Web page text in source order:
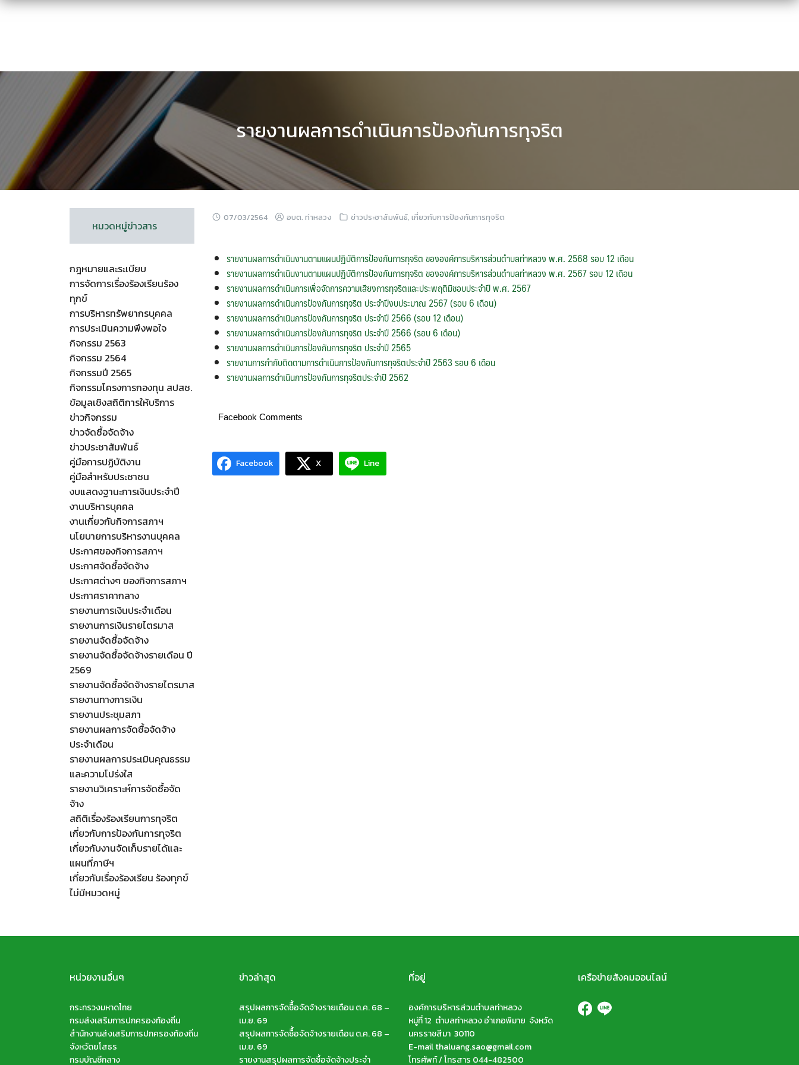
Skip
รายงานผลการดำเนินการป้องกันการทุจริต
07/03/2564 อบต. ท่าหลวง ข่าวประชาสัมพันธ์, เกี่ยวกับการป้องกันการทุจริต
รายงานผลการดำเนินงานตามแผนปฏิบัติการป้องกันการทุจริต ขององค์การบริหารส่วนตำบลท่าหลวง พ.ศ. 2568 รอบ 12 เดือน
รายงานผลการดำเนินงานตามแผนปฏิบัติการป้องกันการทุจริต ขององค์การบริหารส่วนตำบลท่าหลวง พ.ศ. 2567 รอบ 12 เดือน
รายงานผลการดำเนินการเพื่อจัดการความเสียงการทุจริตและประพฤติมิชอบประจำปี พ.ศ. 2567
รายงานผลการดำเนินการป้องกันการทุจริต ประจำปีงบประมาณ 2567 (รอบ 6 เดือน)
รายงานผลการดำเนินการป้องกันการทุจริต ประจำปี 2566 (รอบ 12 เดือน)
รายงานผลการดำเนินการป้องกันการทุจริต ประจำปี 2566 (รอบ 6 เดือน)
รายงานผลการดำเนินการป้องกันการทุจริต ประจำปี 2565
รายงานการกำกับติดตามการดำเนินการป้องกันการทุจริตประจำปี 2563 รอบ 6 เดือน
รายงานผลการดำเนินการป้องกันการทุจริตประจำปี 2562
Facebook Comments
Facebook X Line
หมวดหมู่ข่าวสาร
กฎหมายและระเบียบ
การจัดการเรื่องร้องเรียนร้อง
ทุกข์
การบริหารทรัพยากรบุคคล
การประเมินความพึงพอใจ
กิจกรรม 2563
กิจกรรม 2564
กิจกรรมปี 2565
กิจกรรมโครงการกองทุน สปสช.
ข้อมูลเชิงสถิติการให้บริการ
ข่าวกิจกรรม
ข่าวจัดซื้อจัดจ้าง
ข่าวประชาสัมพันธ์
คู่มือการปฏิบัติงาน
คู่มือสำหรับประชาชน
งบแสดงฐานะการเงินประจำปี
งานบริหารบุคคล
งานเกี่ยวกับกิจการสภาฯ
นโยบายการบริหารงานบุคคล
ประกาศของกิจการสภาฯ
ประกาศจัดซื้อจัดจ้าง
ประกาศต่างๆ ของกิจการสภาฯ
ประกาศราคากลาง
รายงานการเงินประจำเดือน
รายงานการเงินรายไตรมาส
รายงานจัดซื้อจัดจ้าง
รายงานจัดซื้อจัดจ้างรายเดือน ปี
2569
รายงานจัดซื้อจัดจ้างรายไตรมาส
รายงานทางการเงิน
รายงานประชุมสภา
รายงานผลการจัดซื้อจัดจ้าง
ประจำเดือน
รายงานผลการประเมินคุณธรรม
และความโปร่งใส
รายงานวิเคราะห์การจัดซื้อจัด
จ้าง
สถิติเรื่องร้องเรียนการทุจริต
เกี่ยวกับการป้องกันการทุจริต
เกี่ยวกับงานจัดเก็บรายได้และ
แผนที่ภาษีฯ
เกี่ยวกับเรื่องร้องเรียน ร้องทุกข์
ไม่มีหมวดหมู่
หน่วยงานอื่นๆ
กระทรวงมหาดไทย
กรมส่งเสริมการปกครองท้องถิ่น
สำนักงานส่งเสริมการปกครองท้องถิ่น
จังหวัดยโสธร
กรมบัญชีกลาง
ข่าวล่าสุด
สรุปผลการจัดซืื้อจัดจ้างรายเดือน ต.ค. 68 –
เม.ย. 69
สรุปผลการจัดซืื้อจัดจ้างรายเดือน ต.ค. 68 –
เม.ย. 69
รายงานสรุปผลการจัดซื้อจัดจ้างประจำ
ที่อยู่
องค์การบริหารส่วนตำบลท่าหลวง
หมู่ที่ 12 ตำบลท่าหลวง อำเภอพิมาย จังหวัด
นครราชสีมา 30110
E-mail thaluang.sao@gmail.com
โทรศัพท์ / โทรสาร 044-482500
เครือข่ายสังคมออนไลน์